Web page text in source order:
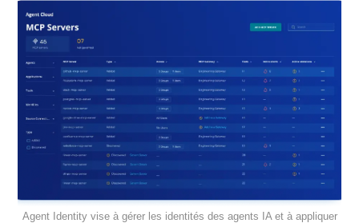
Agent Identity vise à gérer les identités des agents IA et à appliquer